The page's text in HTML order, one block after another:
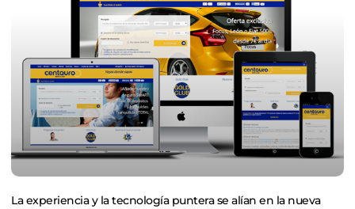
La experiencia y la tecnología puntera se alían en la nueva